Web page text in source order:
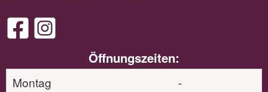
Öffnungszeiten:
Montag
-